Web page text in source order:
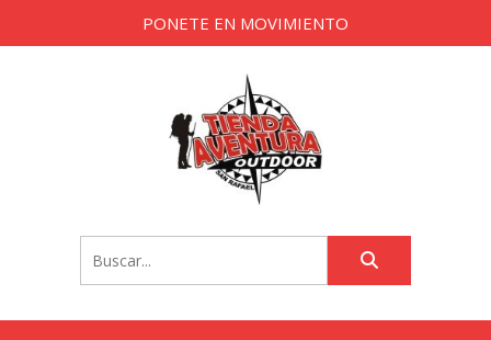
PONETE EN MOVIMIENTO